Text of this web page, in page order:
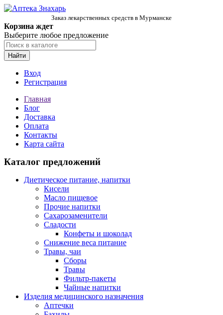
Заказ лекарственных средств в Мурманске
Корзина ждет
Выберите любое предложение
Найти
Вход
Регистрация
Главная
Блог
Доставка
Оплата
Контакты
Карта сайта
Каталог предложений
Диетическое питание, напитки
Кисели
Масло пищевое
Прочие напитки
Сахарозаменители
Сладости
Конфеты и шоколад
Снижение веса питание
Травы, чаи
Сборы
Травы
Фильтр-пакеты
Чайные напитки
Изделия медицинского назначения
Аптечки